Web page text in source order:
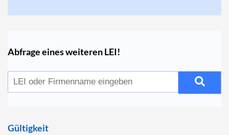
Abfrage eines weiteren LEI!
Gültigkeit